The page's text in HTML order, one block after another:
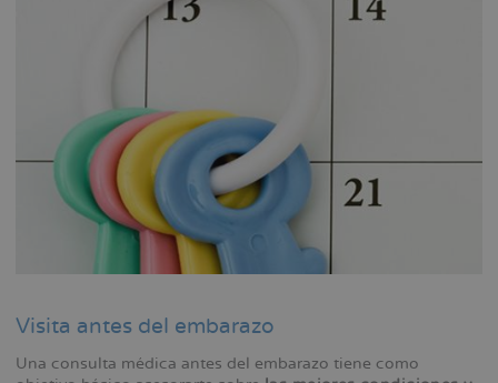
Visita antes del embarazo
Una consulta médica antes del embarazo tiene como